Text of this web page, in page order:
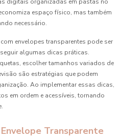
espaço físico, mas também
necessário.
envelopes transparentes pode ser
algumas dicas práticas.
escolher tamanhos variados de
são estratégias que podem
Ao implementar essas dicas,
em ordem e acessíveis, tornando
Transparente